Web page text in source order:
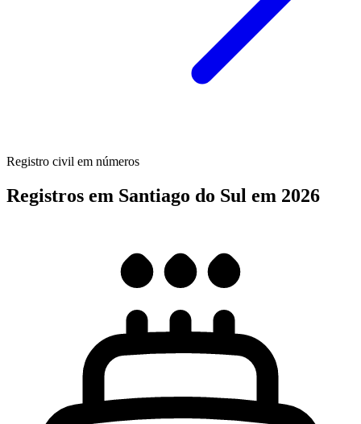
Registro civil em números
Registros em Santiago do Sul em 2026